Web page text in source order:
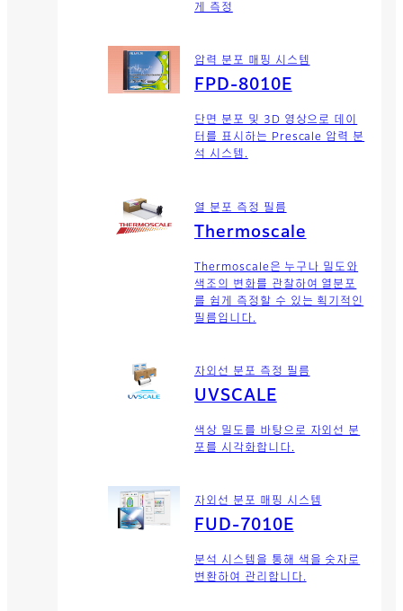
게 측정
압력 분포 매핑 시스템
FPD-8010E
단면 분포 및 3D 영상으로 데이
터를 표시하는 Prescale 압력 분
석 시스템.
열 분포 측정 필름
Thermoscale
Thermoscale은 누구나 밀도와
색조의 변화를 관찰하여 열분포
를 쉽게 측정할 수 있는 획기적인
필름입니다.
자외선 분포 측정 필름
UVSCALE
색상 밀도를 바탕으로 자외선 분
포를 시각화합니다.
자외선 분포 매핑 시스템
FUD-7010E
분석 시스템을 통해 색을 숫자로
변환하여 관리합니다.